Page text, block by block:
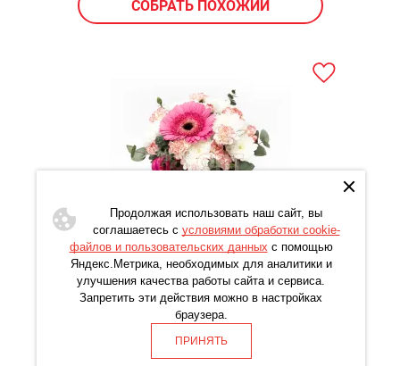
СОБРАТЬ ПОХОЖИЙ
Цветочный стаканчик № 163 с розовой
герберой
2764
Продолжая использовать наш сайт, вы
соглашаетесь с условиями обработки cookie-
файлов и пользовательских данных с помощью
Яндекс.Метрика, необходимых для аналитики и
улучшения качества работы сайта и сервиса.
Запретить эти действия можно в настройках
браузера.
ПРИНЯТЬ